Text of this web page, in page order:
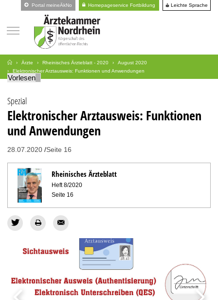
Portal meineÄkNo Homepageservice Fortbildung Leichte Sprache
Ärzte Rheinisches Ärzteblatt - 2020
August 2020
Elektronischer Arztausweis: Funktionen und Anwendungen
Vorlesen
Spezial
Elektronischer Arztausweis: Funktionen
und Anwendungen
28.07.2020 Seite 16
Rheinisches Ärzteblatt
Heft 8/2020
Seite 16